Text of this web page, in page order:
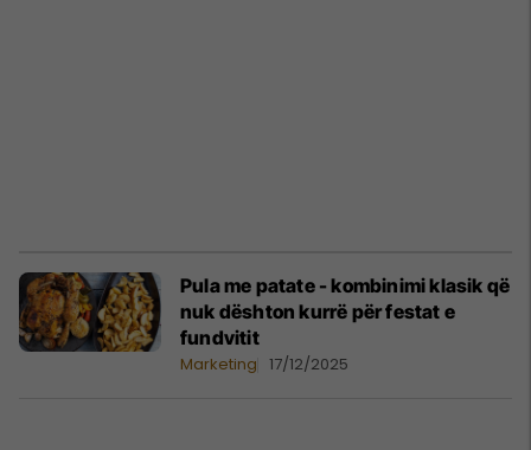
Pula me patate - kombinimi klasik që
nuk dështon kurrë për festat e
fundvitit
Marketing 17/12/2025